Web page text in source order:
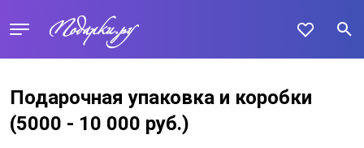
Подарочная упаковка и коробки
(5000 - 10 000 руб.)